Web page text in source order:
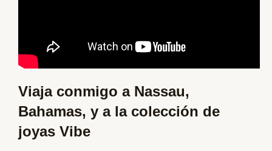
Viaja conmigo a Nassau,
Bahamas, y a la colección de
joyas Vibe